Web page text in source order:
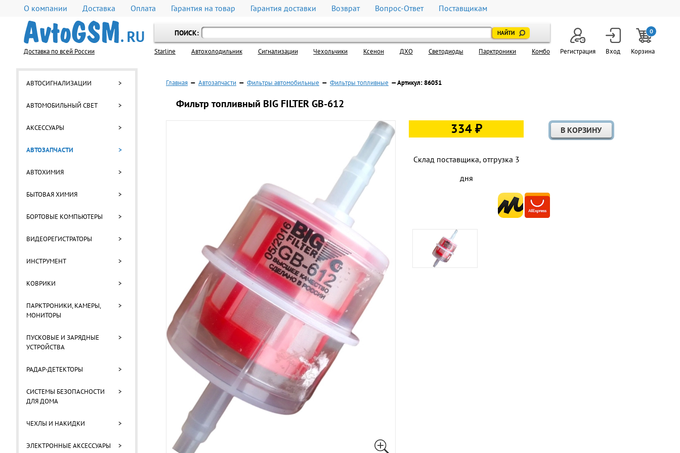
О компании Доставка Оплата Гарантия на товар Гарантия доставки Возврат Вопрос-Ответ Поставщикам
Доставка по всей России
ПОИСК:
Starline Автохолодильник Cигнализации Чехольчики Ксенон ДХО Светодиоды Парктроники Комбо Регистрация Вход
0
Корзина
АВТОСИГНАЛИЗАЦИИ >
АВТОМОБИЛЬНЫЙ СВЕТ >
АКСЕССУАРЫ >
АВТОЗАПЧАСТИ >
АВТОХИМИЯ >
БЫТОВАЯ ХИМИЯ >
БОРТОВЫЕ КОМПЬЮТЕРЫ >
ВИДЕОРЕГИСТРАТОРЫ >
ИНСТРУМЕНТ >
КОВРИКИ >
ПАРКТРОНИКИ, КАМЕРЫ,
МОНИТОРЫ
>
ПУСКОВЫЕ И ЗАРЯДНЫЕ
УСТРОЙСТВА
>
РАДАР-ДЕТЕКТОРЫ >
СИСТЕМЫ БЕЗОПАСНОСТИ
ДЛЯ ДОМА
>
ЧЕХЛЫ И НАКИДКИ >
ЭЛЕКТРОННЫЕ АКСЕССУАРЫ >
Главная — Автозапчасти — Фильтры автомобильные — Фильтры топливные — Артикул: 86051
Фильтр топливный BIG FILTER GB-612
334 ₽
Склад поставщика, отгрузка 3
дня